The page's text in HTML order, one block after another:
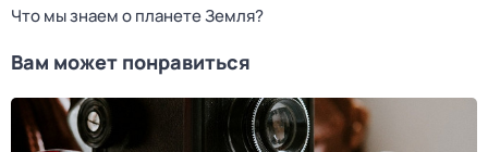
Что мы знаем о планете Земля?
Вам может понравиться